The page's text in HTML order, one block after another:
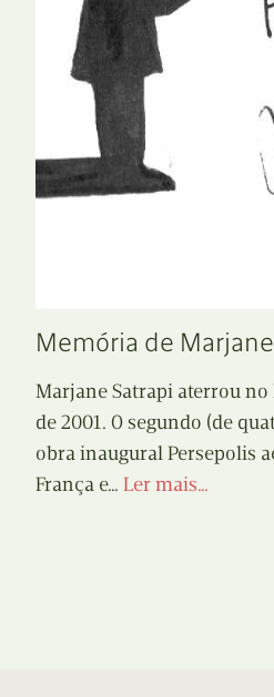
Memória de Marjane
Marjane Satrapi aterrou no
de 2001. O segundo (de
obra inaugural Persepolis
França e… Ler mais…